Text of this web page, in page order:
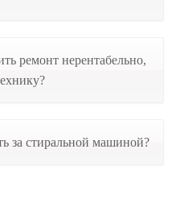
ремонт нерентабельно,
за стиральной машиной?